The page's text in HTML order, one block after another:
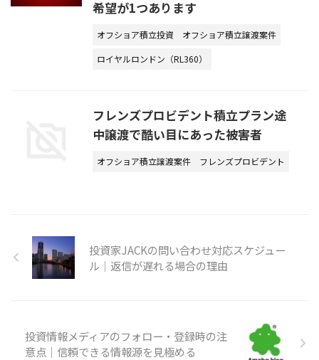
希望が1つあります
オフショア積立投資
オフショア積立譲渡案件
ロイヤルロンドン（RL360）
フレンズプロビデント積立プラン途
中譲渡で酷い目にあった被害者
オフショア積立譲渡案件 フレンズプロビデント
投資家JACKの問い合わせ対応スケジュー
ル｜返信が遅れる場合の理由
投資情報メディアのフォロー・登録時の注
意点｜信頼できる情報源を見極める